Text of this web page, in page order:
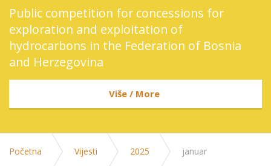
Public competition for concessions for
exploration and exploitation of
hydrocarbons in the Federation of Bosnia
and Herzegovina
Više / More
Početna Vijesti 2025 januar